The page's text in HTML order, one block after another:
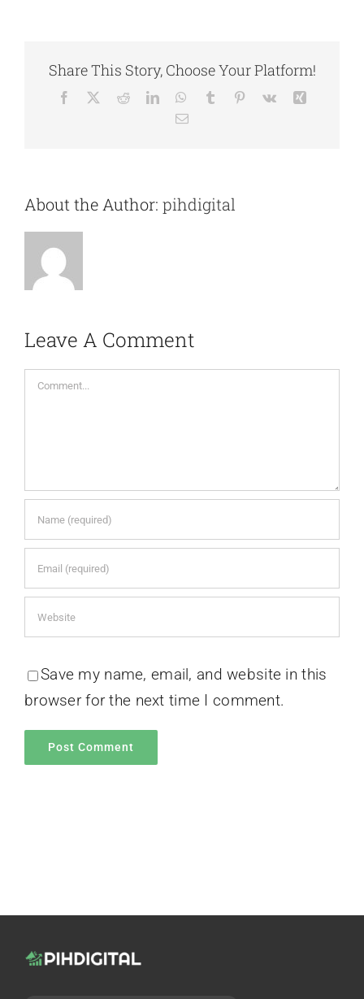
Share This Story, Choose Your Platform!
Facebook RedditLinkedInWhatsApp
Tumblr Pinterest
Vk
Email
About the Author: pihdigital
Leave A Comment
Comment
Save my name, email, and website in this
browser for the next time I comment.